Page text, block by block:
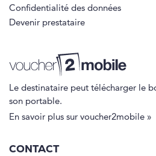
Confidentialité des données
Devenir prestataire
Le destinataire peut télécharger le
son portable.
En savoir plus sur voucher2mobile »
CONTACT